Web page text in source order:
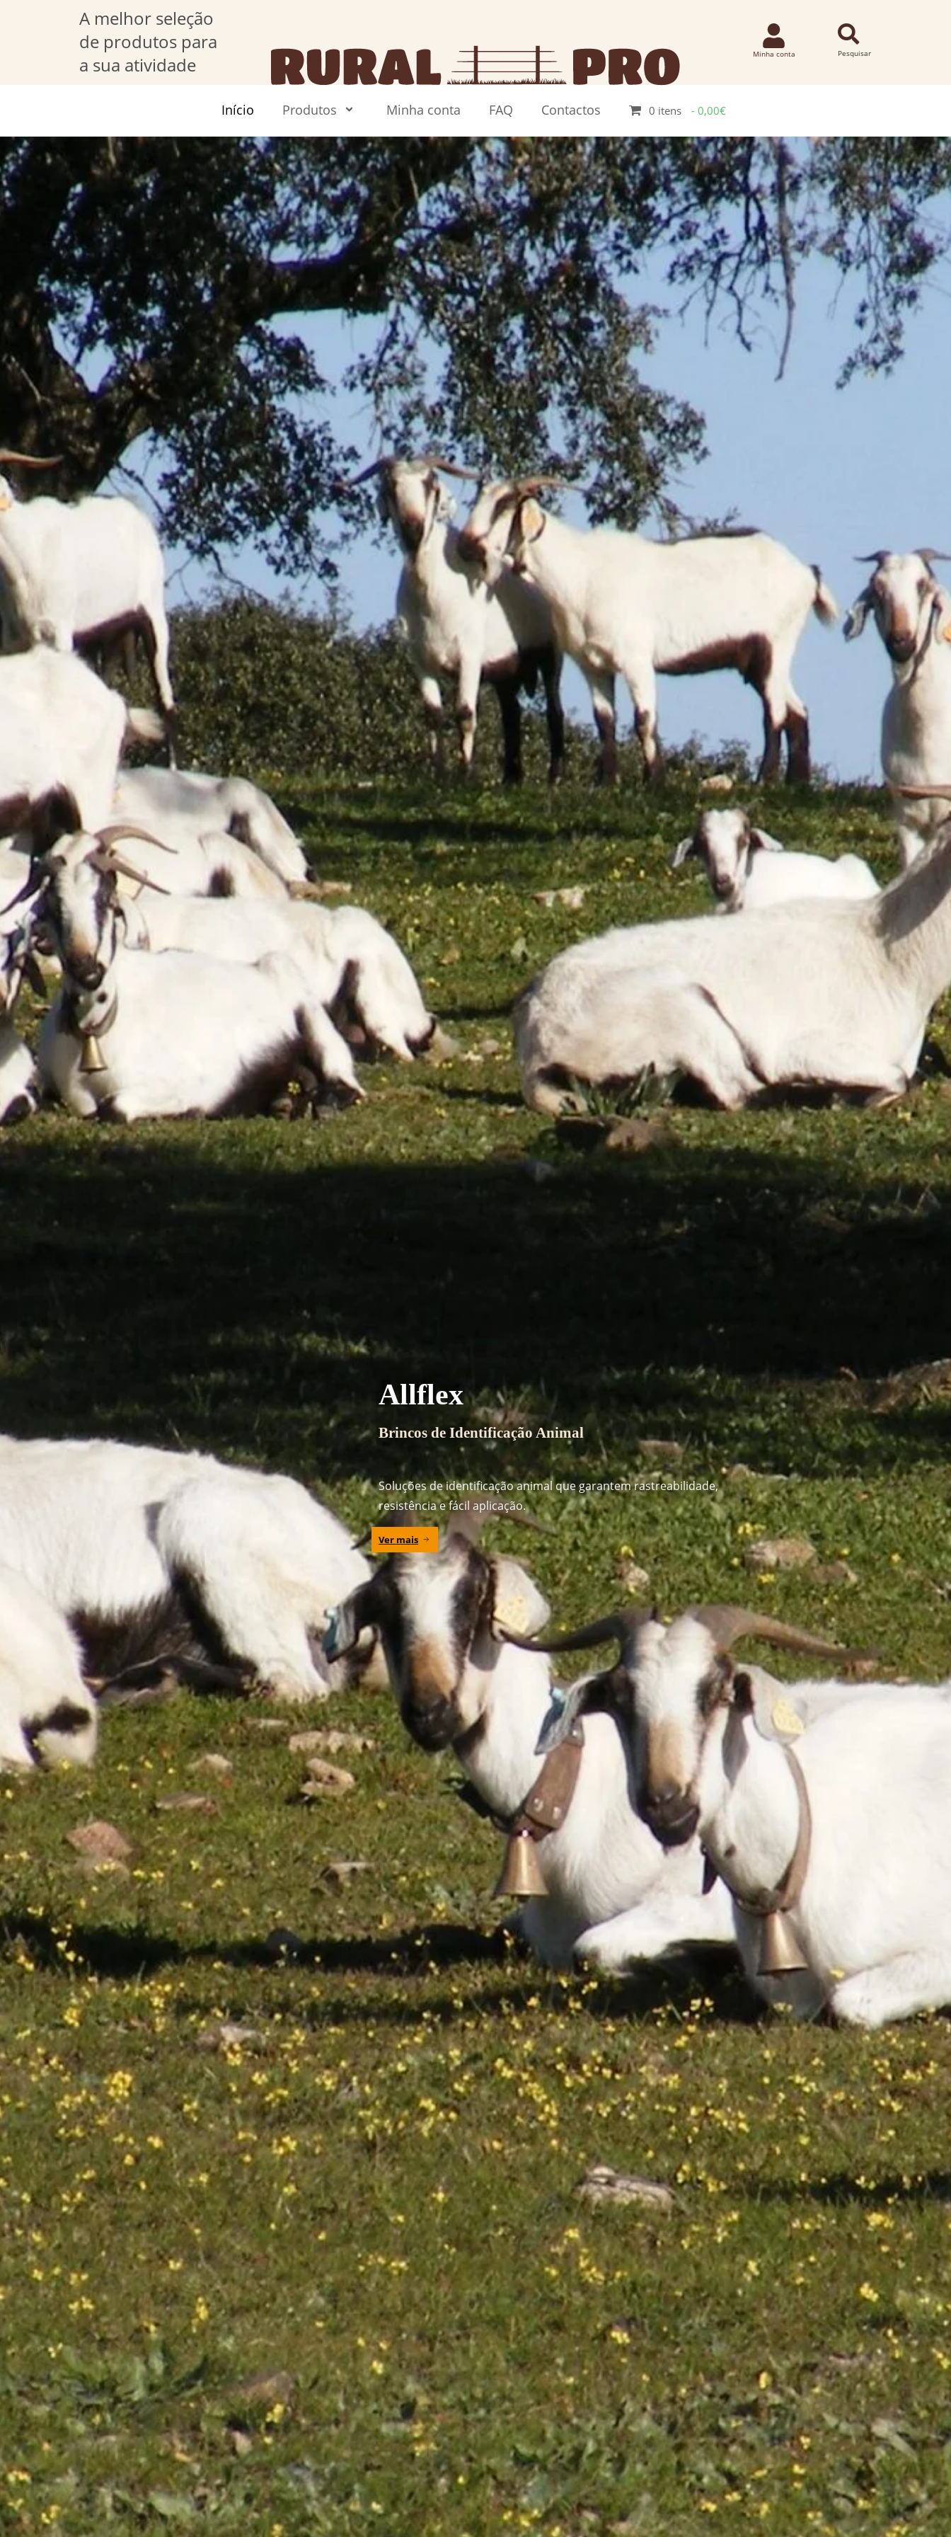
A melhor seleção
de produtos para
a sua atividade
Início Produtos Minha conta FAQ Contactos 0 itens 0,00€
Allflex
Brincos de Identificação Animal
Soluções de identificação animal que garantem rastreabilidade,
resistência e fácil aplicação.
Ver mais